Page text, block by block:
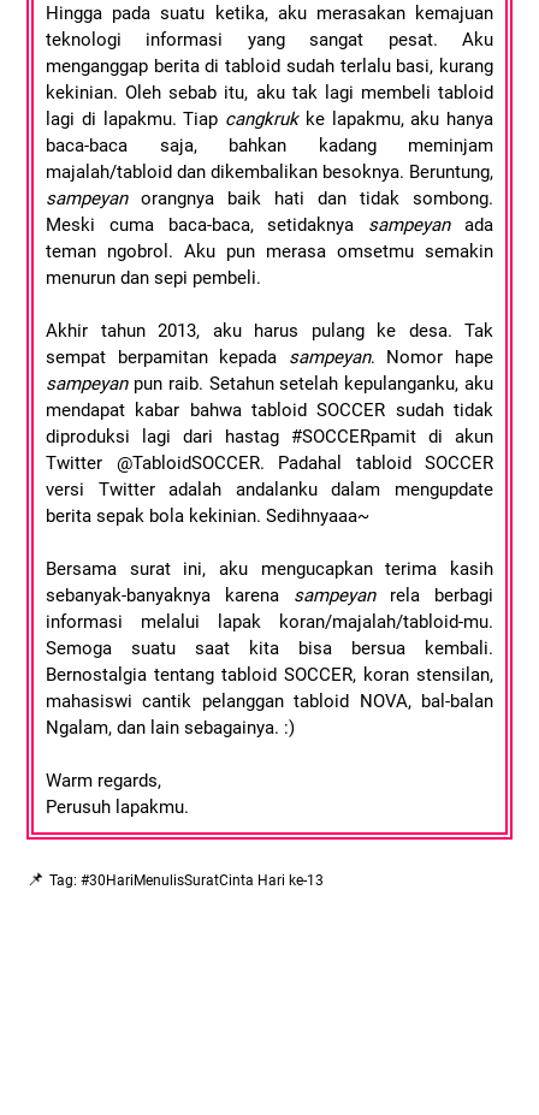
Hingga pada suatu ketika, aku merasakan kemajuan
teknologi informasi yang sangat pesat. Aku
menganggap berita di tabloid sudah terlalu basi, kurang
kekinian. Oleh sebab itu, aku tak lagi membeli tabloid
lagi di lapakmu. Tiap cangkrukke lapakmu, aku hanya
baca-baca saja, bahkan kadang meminjam
majalah/tabloid dan dikembalikan besoknya. Beruntung,
sampeyanorangnya baik hati dan tidak sombong.
Meski cuma baca-baca, setidaknya sampeyanada
teman ngobrol. Aku pun merasa omsetmu semakin
menurun dan sepi pembeli.
Akhir tahun 2013, aku harus pulang ke desa. Tak
sempat berpamitan kepada sampeyan. Nomor hape
sampeyanpun raib. Setahun setelah kepulanganku, aku
mendapat kabar bahwa tabloid SOCCER sudah tidak
diproduksi lagi dari hastag #SOCCERpamit di akun
Twitter @TabloidSOCCER. Padahal tabloid SOCCER
versi Twitter adalah andalanku dalam mengupdate
berita sepak bola kekinian. Sedihnyaaa~
Bersama surat ini, aku mengucapkan terima kasih
sebanyak-banyaknya karena sampeyanrela berbagi
informasi melalui lapak koran/majalah/tabloid-mu.
Semoga suatu saat kita bisa bersua kembali.
Bernostalgia tentang tabloid SOCCER, koran stensilan,
mahasiswi cantik pelanggan tabloid NOVA, bal-balan
Ngalam, dan lain sebagainya. :)
Warm regards,
Perusuh lapakmu.
📌 Tag: #30HariMenulisSuratCinta Hari ke-13